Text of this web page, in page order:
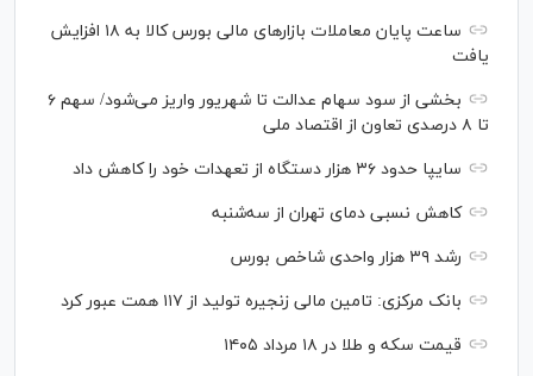
ساعت پایان معاملات بازار‌های مالی بورس کالا به ۱۸ افزایش
یافت
بخشی از سود سهام عدالت تا شهریور واریز می‌شود/ سهم ۶
تا ۸ درصدی تعاون از اقتصاد ملی
سایپا حدود ۳۶ هزار دستگاه از تعهدات خود را کاهش داد
کاهش نسبی دمای تهران از سه‌شنبه
رشد ۳۹ هزار واحدی شاخص بورس
بانک مرکزی: تامین مالی زنجیره تولید از ۱۱۷ همت عبور کرد
قیمت سکه و طلا در ۱۸ مرداد ۱۴۰۵